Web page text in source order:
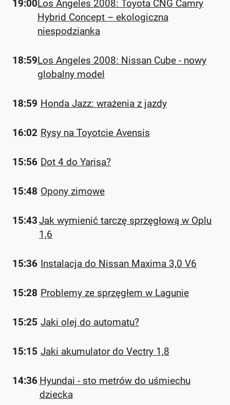
19:00Los Angeles 2008: Toyota CNG Camry
Hybrid Concept – ekologiczna
niespodzianka
18:59Los Angeles 2008: Nissan Cube - nowy
globalny model
18:59 Honda Jazz: wrażenia z jazdy
16:02 Rysy na Toyotcie Avensis
15:56 Dot 4 do Yarisa?
15:48 Opony zimowe
15:43Jak wymienić tarczę sprzęgłową w Oplu
1,6
15:36 Instalacja do Nissan Maxima 3,0 V6
15:28 Problemy ze sprzęgłem w Lagunie
15:25 Jaki olej do automatu?
15:15 Jaki akumulator do Vectry 1,8
14:36 Hyundai - sto metrów do uśmiechu
dziecka